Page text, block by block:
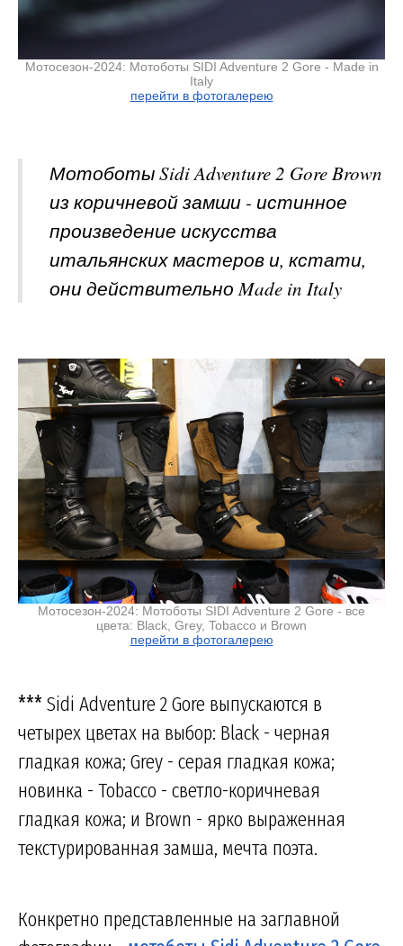
Мотосезон-2024: Мотоботы SIDI Adventure 2 Gore - Made in
Italy
перейти в фотогалерею
Мотоботы Sidi Adventure 2 Gore Brown
из коричневой замши - истинное
произведение искусства
итальянских мастеров и, кстати,
они действительно Made in Italy
Мотосезон-2024: Мотоботы SIDI Adventure 2 Gore - все
цвета: Black, Grey, Tobacco и Brown
перейти в фотогалерею
*** Sidi Adventure 2 Gore выпускаются в
четырех цветах на выбор: Black - черная
гладкая кожа; Grey - серая гладкая кожа;
новинка - Tobacco - светло-коричневая
гладкая кожа; и Brown - ярко выраженная
текстурированная замша, мечта поэта.
Конкретно представленные на заглавной